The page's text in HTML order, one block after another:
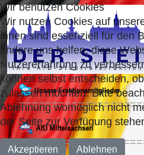
Wir benutzen Cookies
Wir nutzen Cookies auf
ihnen sind essenziell für den
andere uns helfen, diese
Nutzererfahrung zu
können selbst entscheiden,
zulassen möchten. Bitte
Ablehnung womöglich nicht
der Seite zur Verfügung
Akzeptieren Ablehnen